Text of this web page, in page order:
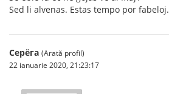
Sed li alvenas. Estas tempo por fabeloj.
Серёга (Arată profil)
22 ianuarie 2020, 21:23:17